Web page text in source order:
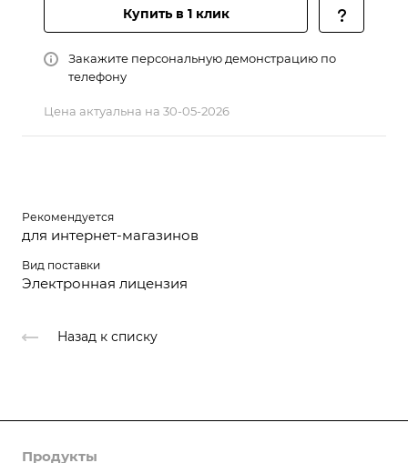
Купить в 1 клик
Закажите персональную демонстрацию по
телефону
Цена актуальна на 30-05-2026
Рекомендуется
для интернет-магазинов
Вид поставки
Электронная лицензия
Назад к списку
Продукты